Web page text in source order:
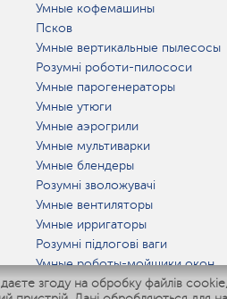
згоду на обробку файлів
Умные кофемашины
Псков
Умные вертикальные пылесосы
Розумні роботи-пилососи
Умные парогенераторы
Умные утюги
Умные аэрогрили
Умные мультиварки
Умные блендеры
Розумні зволожувачі
Умные вентиляторы
Умные ирригаторы
Розумні підлогові ваги
Умные роботы-мойщики окон
Розумні мультиварки